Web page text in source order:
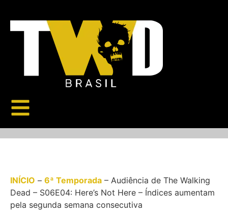
INÍCIO – 6ª Temporada – Audiência de The Walking
Dead – S06E04: Here’s Not Here – Índices aumentam
pela segunda semana consecutiva